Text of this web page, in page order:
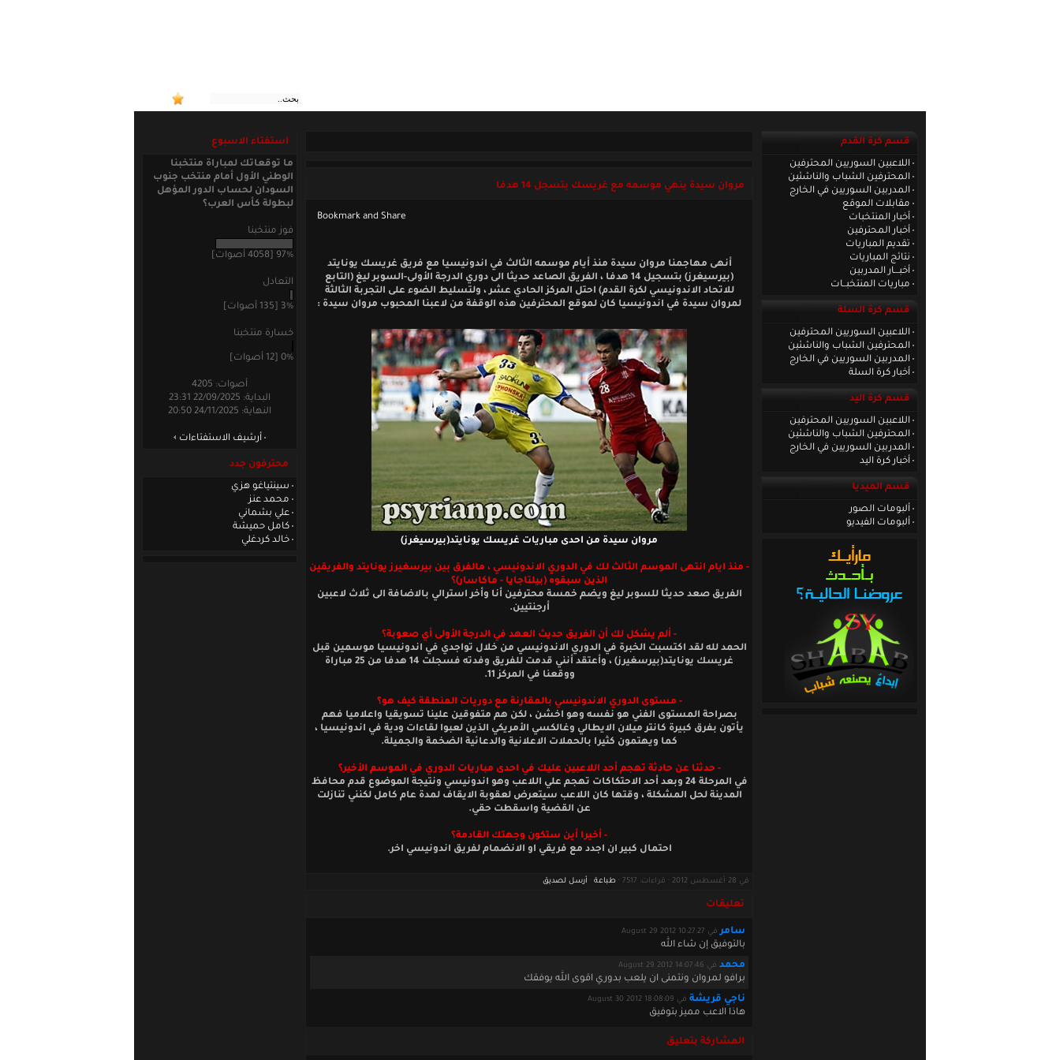
قسم كرة القدم
اللاعبين السوريين المحترفين
المحترفين الشباب والناشئين
المدربين السوريين في الخارج
مقابلات الموقع
أخبار المنتخبات
أخبار المحترفين
تقديم المباريات
نتائج المباريات
أخبـــار المدربين
مباريات المنتخبــات
قسم كرة السلة
اللاعبين السوريين المحترفين
المحترفين الشباب والناشئين
المدربين السوريين في الخارج
أخبار كرة السلة
قسم كرة اليد
اللاعبين السوريين المحترفين
المحترفين الشباب والناشئين
المدربين السوريين في الخارج
أخبار كرة اليد
قسم الميديا
ألبومات الصور
ألبومات الفيديو
مروان سيدة ينهي موسمه مع غريسك بتسجل 14 هدفا
أنهى مهاجمنا مروان سيدة منذ أيام موسمه الثالث في اندونيسيا مع فريق غريسك يونايتد
(بيرسيغرز) بتسجيل 14 هدفا ، الفريق الصاعد حديثا الى دوري الدرجة الأولى-السوبر ليغ (التابع
للاتحاد الاندونيسي لكرة القدم) احتل المركز الحادي عشر ، ولتسليط الضوء على التجربة الثالثة
لمروان سيدة في اندونيسيا كان لموقع المحترفين هذه الوقفة من لاعبنا المحبوب مروان سيدة :
مروان سيدة من احدى مباريات غريسك يونايتد(بيرسيغرز)
- منذ ايام انتهى الموسم الثالث لك في الدوري الاندونيسي ، مالفرق بين بيرسغيرز يونايتد والفريقين
الذين سبقوه (بيلتاجايا - ماكاسار)؟
الفريق صعد حديثا للسوبر ليغ ويضم خمسة محترفين أنا وأخر استرالي بالاضافة الى ثلاث لاعبين
أرجنتيين.
- ألم يشكل لك أن الفريق حديث العهد في الدرجة الأولى أي صعوبة؟
الحمد لله لقد اكتسبت الخبرة في الدوري الاندونيسي من خلال تواجدي في اندونيسيا موسمين قبل
غريسك يونايتد(بيرسغيرز) ، وأعتقد أنني قدمت للفريق وفدته فسجلت 14 هدفا من 25 مباراة
ووقعنا في المركز 11.
- مستوى الدوري الاندونيسي بالمقارنة مع دوريات المنطقة كيف هو؟
بصراحة المستوى الفني هو نفسه وهو اخشن ، لكن هم متفوقين علينا تسويقيا واعلاميا فهم
يأتون بفرق كبيرة كانتر ميلان الايطالي وغالكسي الأمريكي الذين لعبوا لقاءات ودية في اندونيسيا ،
كما ويهتمون كثيرا بالحملات الاعلانية والدعائية الضخمة والجميلة.
- حدثنا عن حادثة تهجم أحد اللاعبين عليك في احدى مباريات الدوري في الموسم الأخير؟
في المرحلة 24 وبعد أحد الاحتكاكات تهجم علي اللاعب وهو اندونيسي ونتيجة الموضوع قدم محافظ
المدينة لحل المشكلة ، وقتها كان اللاعب سيتعرض لعقوبة الايقاف لمدة عام كامل لكنني تنازلت
عن القضية واسقطت حقي.
- أخيرا أين ستكون وجهتك القادمة؟
احتمال كبير ان اجدد مع فريقي او الانضمام لفريق اندونيسي اخر.
في 28 أغسطس 2012 · قراءات: 7517 · طباعة أرسل لصديق
تعليقات
سامر في August 29 2012 10:27:27
بالتوفيق إن شاء الله
محمد في August 29 2012 14:07:46
برافو لمروان ونتمنى ان يلعب بدوري اقوى الله يوفقك
ناجي قريشة في August 30 2012 18:08:09
هاذا الاعب مميز بتوفيق
المشاركة بتعليق
استفتاء الاسبوع
ما توقعاتك لمباراة منتخبنا
الوطني الأول أمام منتخب جنوب
السودان لحساب الدور المؤهل
لبطولة كأس العرب؟
فوز منتخبنا
97% [4058 أصوات]
التعادل
3% [135 أصوات]
خسارة منتخبنا
0% [12 أصوات]
أصوات: 4205
البداية: 22/09/2025 23:31
النهاية: 24/11/2025 20:50
أرشيف الاستفتاءات
محترفون جدد
سينتياغو هزي
محمد عنز
علي بشماني
كامل حميشة
خالد كردغلي